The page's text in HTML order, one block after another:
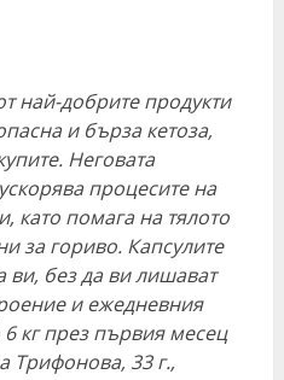
най-добрите продукти
и бърза кетоза,
Неговата
процесите на
като помага на тялото
за гориво. Капсулите
ви, без да ви лишават
и ежедневния
кг през първия месец
Трифонова, 33 г.,